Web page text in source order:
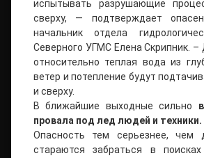
испытывать разрушающие
сверху, — подтверждает
начальник отдела
Северного УГМС Елена Скрипник. –
относительно теплая вода из
ветер и потепление будут
и сверху.
В ближайшие выходные сильно
провала под лед людей и техники.
Опасность тем серьезнее, чем
стараются забраться в